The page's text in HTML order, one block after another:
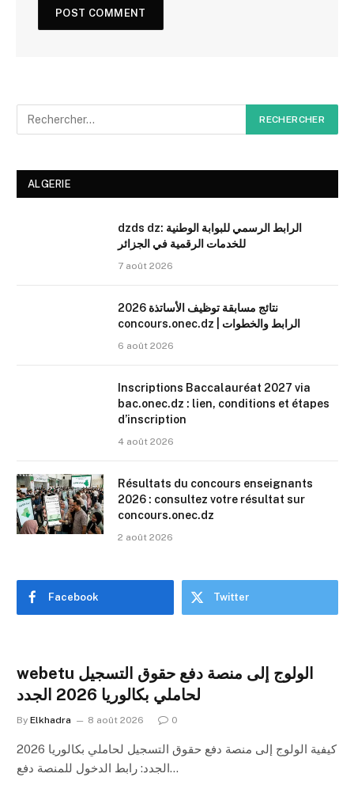
ALGERIE
dzds dz: الرابط الرسمي للبوابة الوطنية
للخدمات الرقمية في الجزائر
7 août 2026
نتائج مسابقة توظيف الأساتذة 2026
concours.onec.dz | الرابط والخطوات
6 août 2026
Inscriptions Baccalauréat 2027 via
bac.onec.dz : lien, conditions et étapes
d’inscription
4 août 2026
Résultats du concours enseignants
2026 : consultez votre résultat sur
concours.onec.dz
2 août 2026
Facebook Twitter
webetu الولوج إلى منصة دفع حقوق التسجيل
لحاملي بكالوريا 2026 الجدد
By Elkhadra 8 août 2026 0
كيفية الولوج إلى منصة دفع حقوق التسجيل لحاملي بكالوريا 2026
الجدد: رابط الدخول للمنصة دفع…